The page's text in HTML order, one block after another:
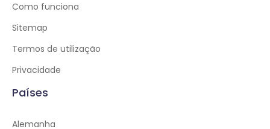
Como funciona
Sitemap
Termos de utilização
Privacidade
Países
Alemanha